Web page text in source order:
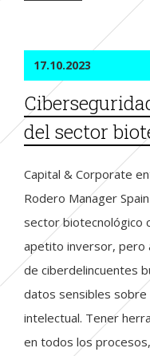
17.10.2023
del sector
Capital & Corporate
Rodero Manager
sector biotecnológico
apetito inversor, pero
de ciberdelincuentes
datos sensibles
intelectual. Tener
en todos los